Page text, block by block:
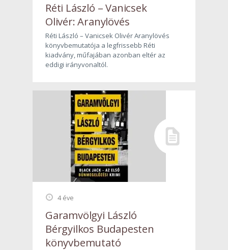
Réti László – Vanicsek
Olivér: Aranylövés
Réti László – Vanicsek Olivér Aranylövés
könyvbemutatója a legfrissebb Réti
kiadvány, műfajában azonban eltér az
eddigi irányvonaltól.
4 éve
Garamvölgyi László
Bérgyilkos Budapesten
könyvbemutató